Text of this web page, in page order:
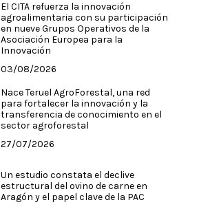
El CITA refuerza la innovación
agroalimentaria con su participación
en nueve Grupos Operativos de la
Asociación Europea para la
Innovación
03/08/2026
Nace Teruel AgroForestal, una red
para fortalecer la innovación y la
transferencia de conocimiento en el
sector agroforestal
27/07/2026
Un estudio constata el declive
estructural del ovino de carne en
Aragón y el papel clave de la PAC